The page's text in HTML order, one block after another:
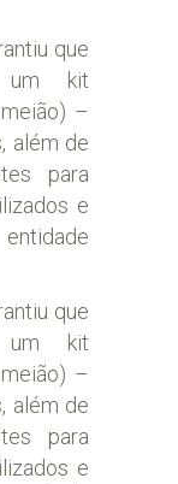
que
um kit
–
além de
para
e
que
um kit
–
além de
para
e